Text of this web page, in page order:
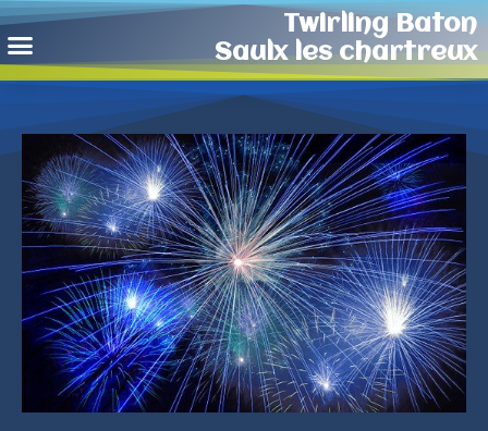
Twirling Baton
Saulx les chartreux